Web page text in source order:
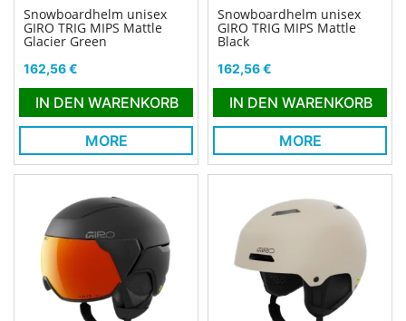
Snowboardhelm unisex
GIRO TRIG MIPS Mattle
Glacier Green
Preis
162,56 €
IN DEN WARENKORB
MORE
Snowboardhelm unisex
GIRO TRIG MIPS Mattle
Black
Preis
162,56 €
IN DEN WARENKORB
MORE